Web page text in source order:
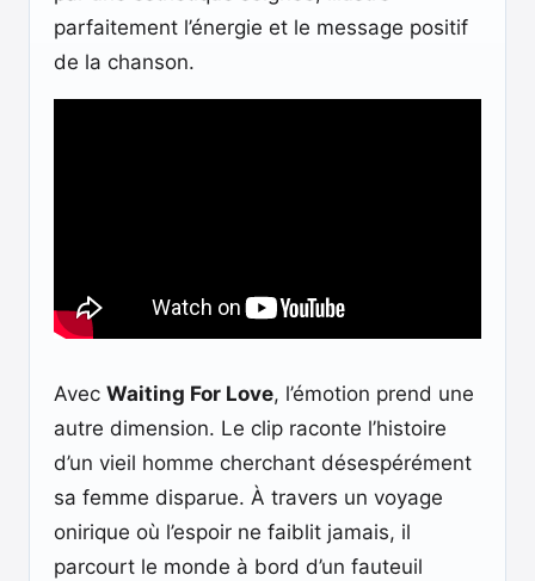
parfaitement l’énergie et le message positif
de la chanson.
Avec Waiting For Love, l’émotion prend une
autre dimension. Le clip raconte l’histoire
d’un vieil homme cherchant désespérément
sa femme disparue. À travers un voyage
onirique où l’espoir ne faiblit jamais, il
parcourt le monde à bord d’un fauteuil